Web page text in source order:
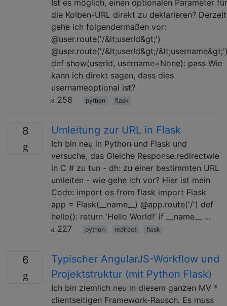
Ist es möglich, einen optionalen Parameter für
die Kolben-URL direkt zu deklarieren? Derzeit
gehe ich folgendermaßen vor:
@user.route('/&lt;userId&gt;')
@user.route('/&lt;userId&gt;/
def show(userId, username=None): pass Wie
kann ich direkt sagen, dass dies
usernameoptional ist?
258
python flask
8 Umleitung zur URL in Flask
Ich bin neu in Python und Flask und
versuche, das Gleiche Response.redirectwie
in C # zu tun - dh: zu einer bestimmten URL
umleiten - wie gehe ich vor? Hier ist mein
Code: import os from flask import Flask
app = Flask(__name__) @app.route('/') def
hello(): return 'Hello World!' if __name__ …
227
python redirect flask
6
Typischer AngularJS-Workflow und
Projektstruktur (mit Python Flask)
Ich bin ziemlich neu in diesem ganzen MV *
clientseitigen Framework-Rausch. Es muss